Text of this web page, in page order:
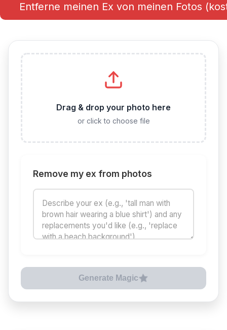
Entferne meinen Ex von meinen Fotos